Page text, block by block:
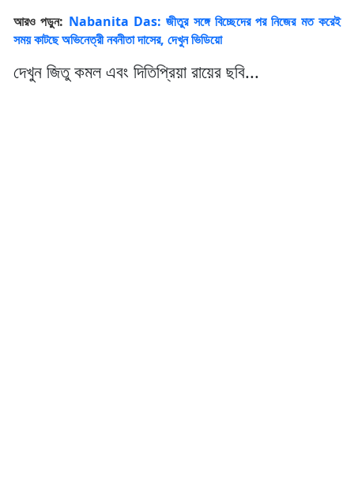
আরও পড়ুন: Nabanita Das: জীতুর সঙ্গে বিচ্ছেদের পর নিজের মত করেই
সময় কাটছে অভিনেত্রী নবনীতা দাসের, দেখুন ভিডিয়ো
দেখুন জিতু কমল এবং দিতিপ্রিয়া রায়ের ছবি...